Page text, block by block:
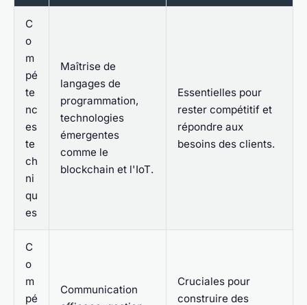
C
o
m
pé
te
nc
es
te
ch
ni
qu
es
Maîtrise de
langages de
programmation,
technologies
émergentes
comme le
blockchain et l'IoT.
Essentielles pour
rester compétitif et
répondre aux
besoins des clients.
C
o
m
pé
Communication
Cruciales pour
construire des